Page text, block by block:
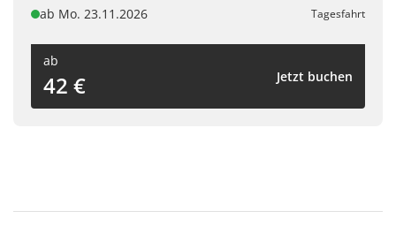
ab Mo. 23.11.2026 Tagesfahrt
ab
42 € Jetzt buchen